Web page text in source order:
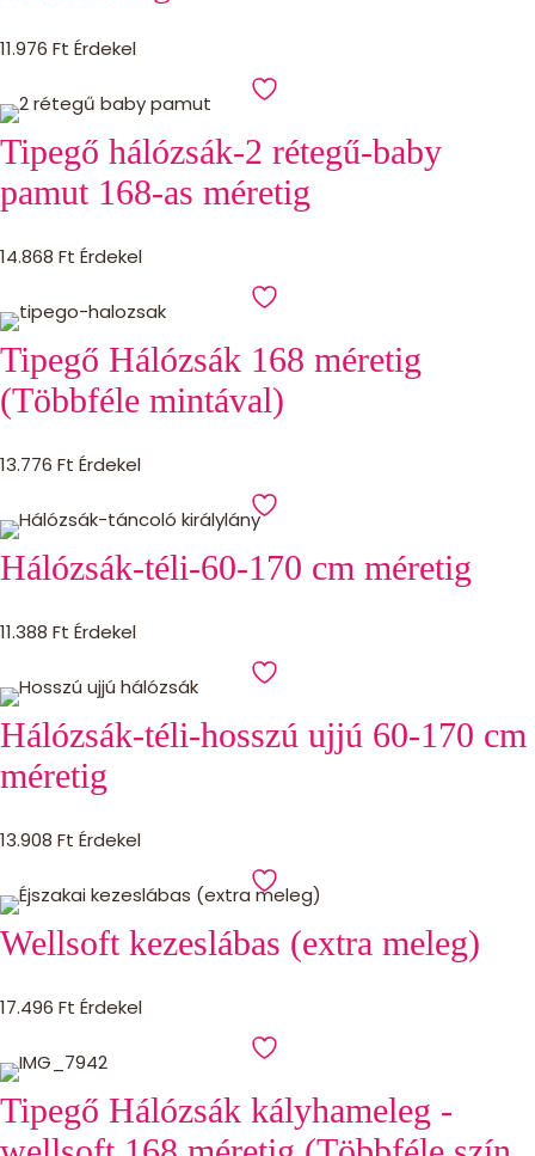
11.976 Ft Érdekel
Tipegő hálózsák-2 rétegű-baby
pamut 168-as méretig
14.868 Ft Érdekel
Tipegő Hálózsák 168 méretig
(Többféle mintával)
13.776 Ft Érdekel
Hálózsák-téli-60-170 cm méretig
11.388 Ft Érdekel
Hálózsák-téli-hosszú ujjú 60-170 cm
méretig
13.908 Ft Érdekel
Wellsoft kezeslábas (extra meleg)
17.496 Ft Érdekel
Tipegő Hálózsák kályhameleg -